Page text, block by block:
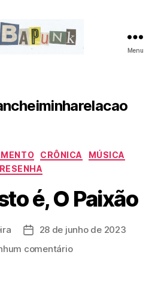
Menu
Categorias
CRÔNICA
MÚSICA
RESENHA
é, O Paixão
Data28 de junho de 2023
comentárioem